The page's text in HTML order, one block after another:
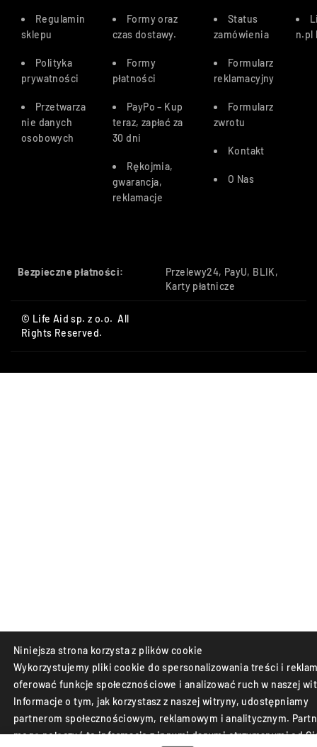
Regulamin
sklepu
Polityka
prywatności
Przetwarza
nie danych
osobowych
Formy oraz
czas dostawy.
Formy
płatności
PayPo – Kup
teraz, zapłać za
30 dni
Rękojmia,
gwarancja,
reklamacje
Status
zamówienia
Formularz
reklamacyjny
Formularz
zwrotu
Kontakt
O Nas
n.pl
Bezpieczne płatności:
Przelewy24, PayU, BLIK,
Karty płatnicze
© Life Aid sp. z o.o. All
Rights Reserved.
Niniejsza strona korzysta z plików cookie
Wykorzystujemy pliki cookie do spersonalizowania treści i
oferować funkcje społecznościowe i analizować ruch w naszej
Informacje o tym, jak korzystasz z naszej witryny, udostępniamy
partnerom społecznościowym, reklamowym i analitycznym.
mogą połączyć te informacje z innymi danymi otrzymanymi od